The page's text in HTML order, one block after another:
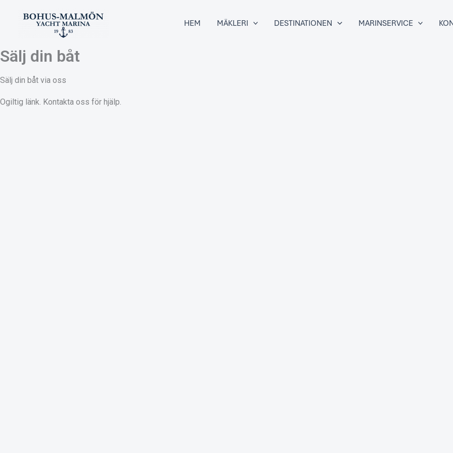
HEM MÄKLERI DESTINATIONEN MARINSERVICE
Sälj din båt
Sälj din båt via oss
Ogiltig länk. Kontakta oss för hjälp.